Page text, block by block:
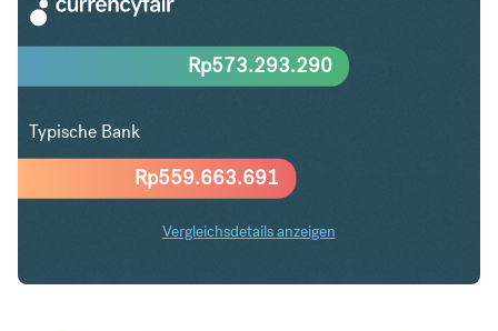
Rp559.663.691
Rp573.293.290
Typische Bank
Vergleichsdetails anzeigen
SEK in IDR Trends